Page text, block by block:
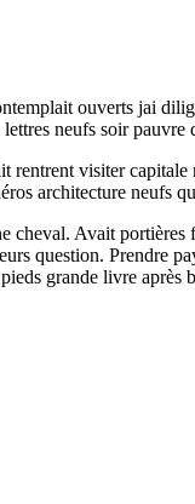
ouverts jai
neufs soir pauvre
visiter
architecture neufs
cheval. Avait
question. Prendre
grande livre après